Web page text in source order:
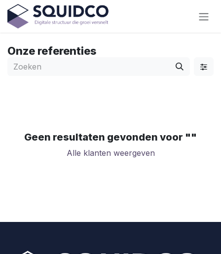
Overslaan naar inhoud
Onze referenties
Geen resultaten gevonden voor ""
Alle klanten weergeven